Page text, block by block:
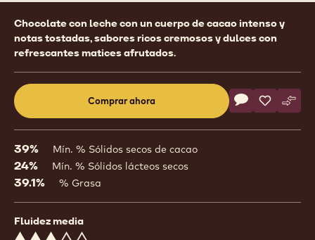
Product
information
Chocolate con leche con un cuerpo de cacao intenso y
notas tostadas, sabores ricos cremosos y dulces con
refrescantes matices afrutados.
Comprar ahora
a
window)
Actions
Escriba un
- ArribaGuardar
- Arriba
-
39% Mín. % Sólidos secos de cacao
24% Mín. % Sólidos lácteos secos
39.1% % Grasa
Fluidez media